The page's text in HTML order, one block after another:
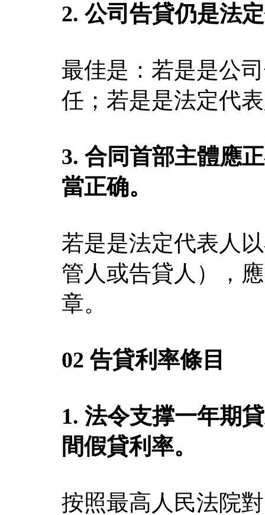
2. 公司告貸仍是法
最佳是：若是是公
任；若是是法定代
3. 合同首部主體應
當正确。
若是是法定代表人
管人或告貸人），
章。
02 告貸利率條目
1. 法令支撑一年期
間假貸利率。
按照最高人民法院